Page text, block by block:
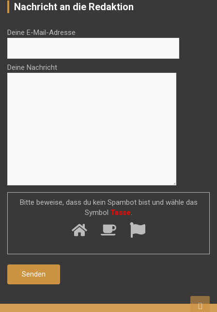
Nachricht an die Redaktion
Deine E-Mail-Adresse
Deine Nachricht
Bitte beweise, dass du kein Spambot bist und wähle das
Symbol Tasse.